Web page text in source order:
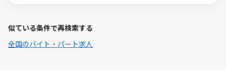
似ている条件で再検索する
全国のバイト・パート求人